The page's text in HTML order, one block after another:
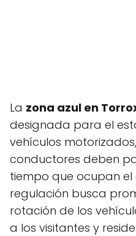
La zona azul en
designada para el
vehículos
conductores deben
tiempo que ocupan el
regulación busca
rotación de los
a los visitantes y